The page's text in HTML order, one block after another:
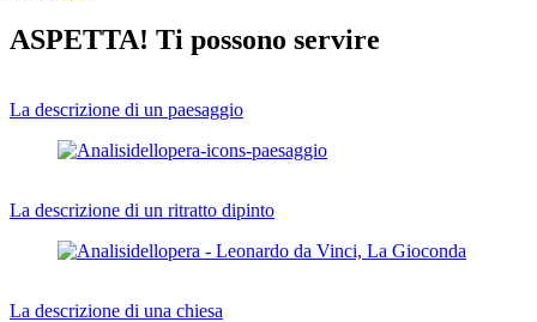
ASPETTA! Ti possono servire
La descrizione di un paesaggio
La descrizione di un ritratto dipinto
La descrizione di una chiesa